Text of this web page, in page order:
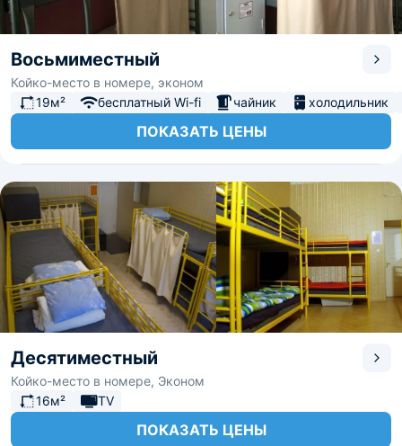
Восьмиместный
Койко-место в номере, эконом
19м²
бесплатный Wi-fi чайник холодильник
ПОКАЗАТЬ ЦЕНЫ
Десятиместный
Койко-место в номере, Эконом
16м²
TV
ПОКАЗАТЬ ЦЕНЫ